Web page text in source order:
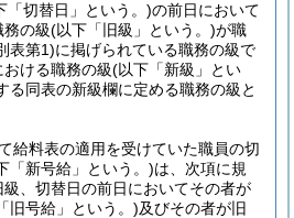
「切替日」という。)の前日において
の級(以下「旧級」という。)が職
表第1)に掲げられている職務の級で
ける職務の級(以下「新級」とい
る同表の新級欄に定める職務の級と
給料表の適用を受けていた職員の切
「新号給」という。)は、次項に規
、切替日の前日においてその者が
旧号給」という。)及びその者が旧